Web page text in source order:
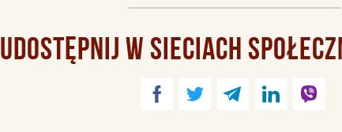
UDOSTĘPNIJ W SIECIACH